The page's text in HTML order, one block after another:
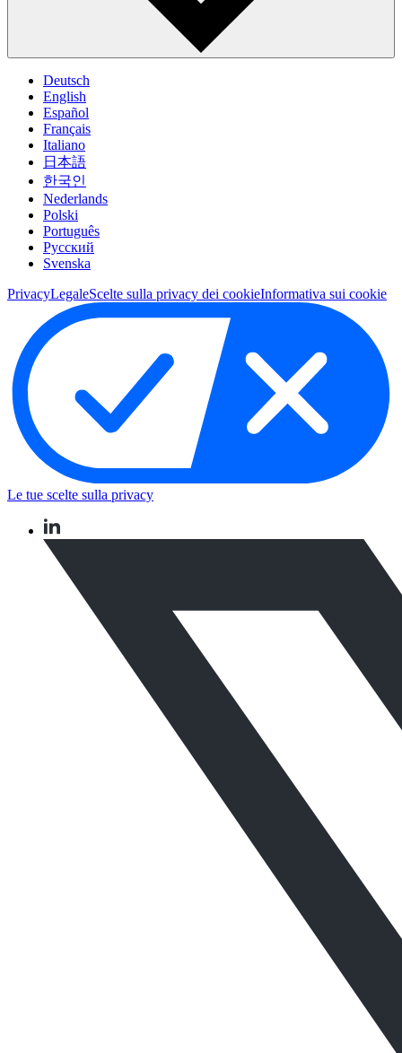
Deutsch
English
Español
Français
Italiano
日本語
한국인
Nederlands
Polski
Português
Pусский
Svenska
PrivacyLegaleScelte sulla privacy dei cookieInformativa sui cookie
Le tue scelte sulla privacy